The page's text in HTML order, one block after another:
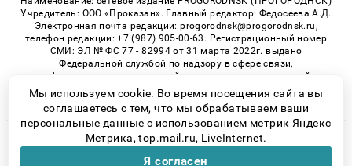
Учредитель: ООО «Проказан». Главный редактор: Федосеева А.Д.
Электронная почта редакции: progorodnsk@progorodnsk.ru,
телефон редакции: +7 (987) 905-00-63. Регистрационный номер
СМИ: ЭЛ № ФС 77 - 82994 от 31 марта 2022г. выдано
Федеральной службой по надзору в сфере связи,
информационных технологий и массовых коммуникаций.
Возрастная категория сайта 16+.
© 2026 «progorodnsk» | Все права защищены
Возрастная категория сайта 16+
Мы используем cookie. Во время посещения сайта вы
соглашаетесь с тем, что мы обрабатываем ваши
персональные данные с использованием метрик Яндекс
Метрика, top.mail.ru, LiveInternet.
Я согласен